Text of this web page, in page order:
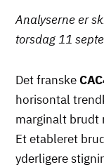
Analyserne er
torsdag 11
Det franske
horisontal
marginalt brudt
Et etableret
yderligere